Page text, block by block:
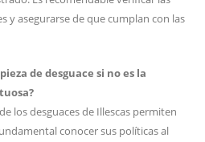
y asegurarse de que cumplan con las
de desguace si no es la
los desguaces de Illescas permiten
conocer sus políticas al